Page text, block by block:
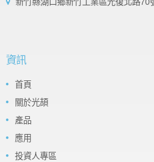
新竹縣湖口鄉新竹工業區光復北路70
資訊
首頁
關於光頡
產品
應用
投資人專區